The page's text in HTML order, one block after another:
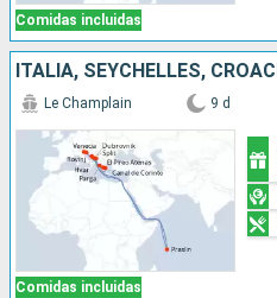
Comidas incluidas
Comidas incluidas
Le Champlain 9 d